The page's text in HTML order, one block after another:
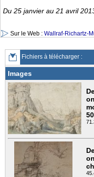
Du 25 janvier au 21 avril
Sur le Web : Wallraf-Richartz-
Fichiers à télécharger :
Images